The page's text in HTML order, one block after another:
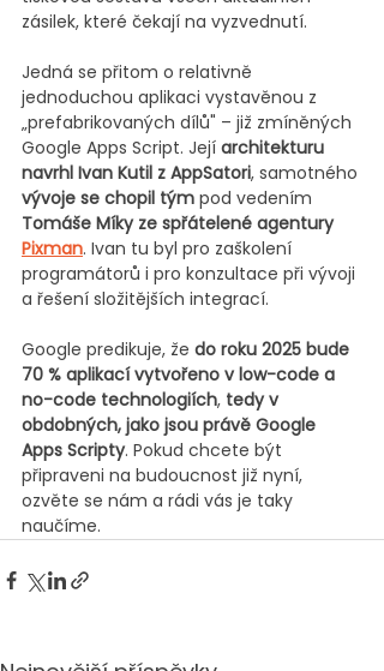
zásilek, které čekají na vyzvednutí.
Jedná se přitom o relativně
jednoduchou aplikaci vystavěnou z
„prefabrikovaných dílů" – již zmíněných
Google Apps Script. Její architekturu
navrhl Ivan Kutil z AppSatori, samotného
vývoje se chopil tým pod vedením
Tomáše Míky ze spřátelené agentury
Pixman. Ivan tu byl pro zaškolení
programátorů i pro konzultace při vývoji
a řešení složitějších integrací.
Google predikuje, že do roku 2025 bude
70 % aplikací vytvořeno v low-code a
no-code technologiích, tedy v
obdobných, jako jsou právě Google
Apps Scripty. Pokud chcete být
připraveni na budoucnost již nyní,
ozvěte se nám a rádi vás je taky
naučíme.